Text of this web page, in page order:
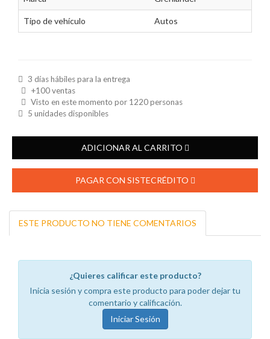
Tipo de vehículo Autos
3 días hábiles para la entrega
+100 ventas
Visto en este momento por 1220personas
5 unidades disponibles
ADICIONAR AL CARRITO
PAGAR CON SISTECRÉDITO
ESTE PRODUCTO NO TIENE COMENTARIOS
¿Quieres calificar este producto?
Inicia sesión y compra este producto para poder dejar tu
comentario y calificación.
Iniciar Sesión